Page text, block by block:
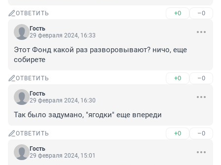
ОТВЕТИТЬ +0 –0
Гость
29 февраля 2024, 16:33
Этот Фонд какой раз разворовывают? ничо, еще
собирете
ОТВЕТИТЬ +0 –0
Гость
29 февраля 2024, 16:30
Так было задумано, "ягодки" еще впереди
ОТВЕТИТЬ +0 –0
Гость
29 февраля 2024, 15:01